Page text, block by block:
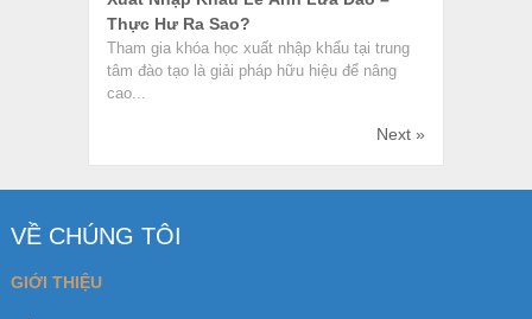
Thực Hư Ra Sao?
Tham gia khóa học xuất nhập khẩu tại trung
tâm đào tạo là giải pháp hữu hiệu để nâng
cao...
Next »
VỀ CHÚNG TÔI
GIỚI THIỆU